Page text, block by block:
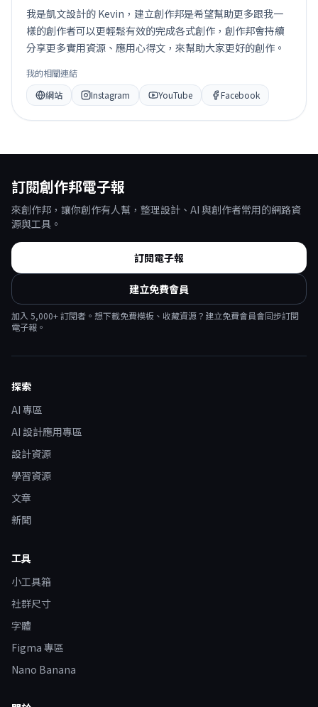
我是凱文設計的 Kevin，建立創作邦是希望幫助更多跟我一
樣的創作者可以更輕鬆有效的完成各式創作，創作邦會持續
分享更多實用資源、應用心得文，來幫助大家更好的創作。
我的相關連結
網站
Instagram YouTube Facebook
訂閱創作邦電子報
來創作邦，讓你創作有人幫，整理設計、AI 與創作者常用的網路資
源與工具。
訂閱電子報
建立免費會員
加入 5,000+ 訂閱者。想下載免費模板、收藏資源？建立免費會員會同步訂閱
電子報。
探索
AI 專區
AI 設計應用專區
設計資源
學習資源
文章
新聞
工具
小工具箱
社群尺寸
字體
Figma 專區
Nano Banana